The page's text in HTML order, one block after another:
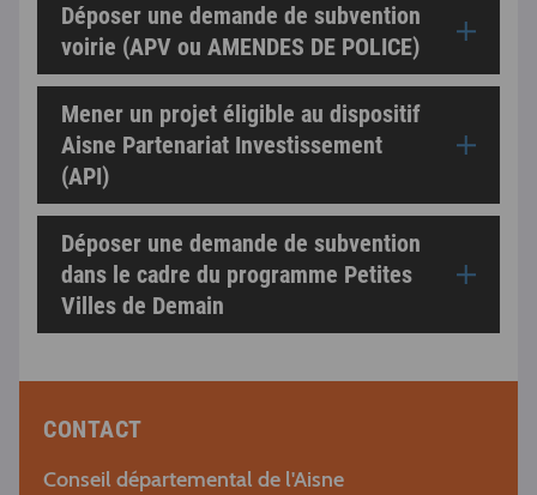
Déposer une demande de subvention
voirie (APV ou AMENDES DE POLICE)
Mener un projet éligible au dispositif
Aisne Partenariat Investissement
(API)
Déposer une demande de subvention
dans le cadre du programme Petites
Villes de Demain
CONTACT
Conseil départemental de l'Aisne